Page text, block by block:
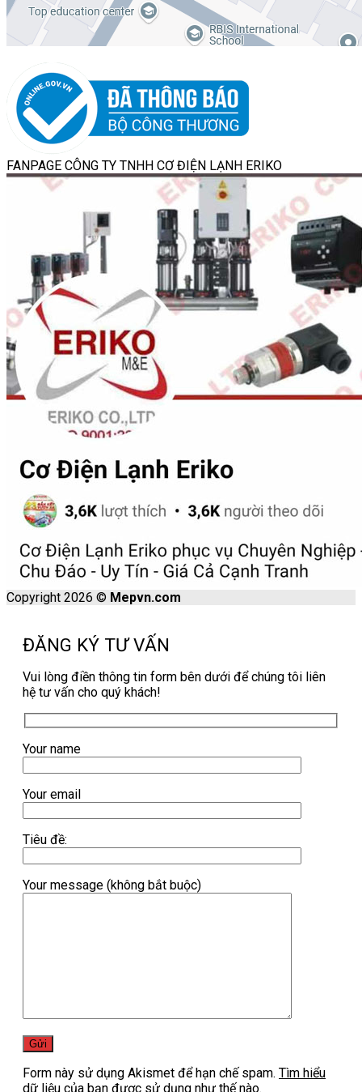
FANPAGE CÔNG TY TNHH CƠ ĐIỆN LẠNH ERIKO
Copyright 2026 © Mepvn.com
ĐĂNG KÝ TƯ VẤN
Vui lòng điền thông tin form bên dưới để chúng tôi liên
hệ tư vấn cho quý khách!
Your name
Your email
Tiêu đề:
Your message (không bắt buộc)
Form này sử dụng Akismet để hạn chế spam. Tìm hiểu
dữ liệu của bạn được sử dụng như thế nào.